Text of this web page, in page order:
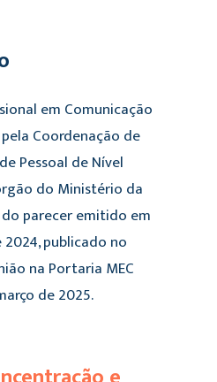
em Comunicação
Coordenação de
Pessoal de Nível
do Ministério da
parecer emitido em
publicado no
na Portaria MEC
de 2025.